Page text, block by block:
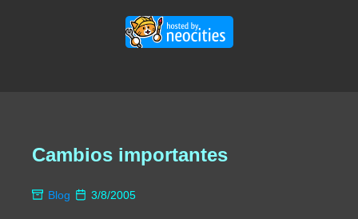
Cambios importantes
Blog 3/8/2005